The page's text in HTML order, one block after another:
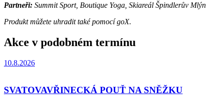
Partneři: Summit Sport, Boutique Yoga, Skiareál Špindlerův Mlýn
Produkt můžete uhradit také pomocí goX.
Akce v podobném termínu
10.8.2026
SVATOVAVŘINECKÁ POUŤ NA SNĚŽKU